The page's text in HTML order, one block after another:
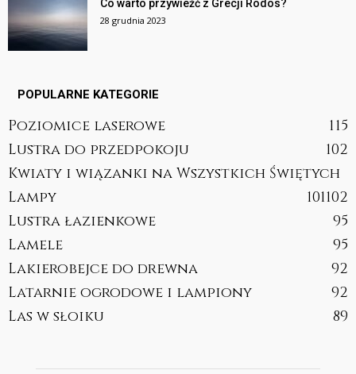
Co warto przywieźć z Grecji Rodos?
28 grudnia 2023
POPULARNE KATEGORIE
Poziomice laserowe
115
Lustra do przedpokoju
102
Kwiaty i wiązanki na Wszystkich Świętych
102
Lampy
101
Lustra łazienkowe
95
Lamele
95
Lakierobejce do drewna
92
Latarnie ogrodowe i lampiony
92
Las w słoiku
89